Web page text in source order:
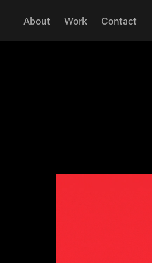
About Work Contact